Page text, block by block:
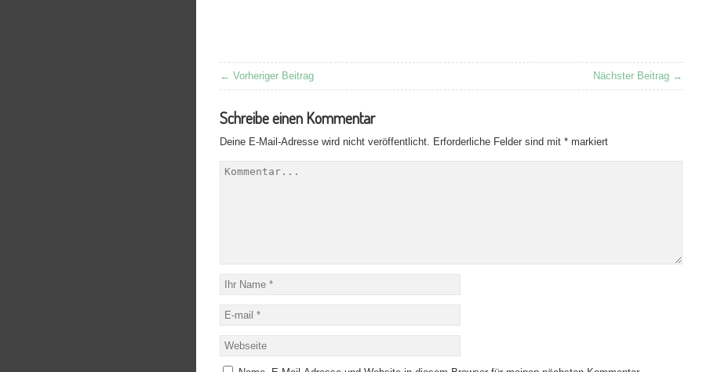
← Vorheriger Beitrag Nächster Beitrag →
Schreibe einen Kommentar
Deine E-Mail-Adresse wird nicht veröffentlicht. Erforderliche Felder sind mit * markiert